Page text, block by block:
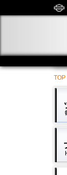
TOP